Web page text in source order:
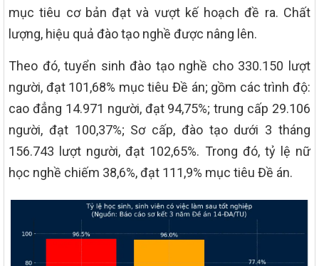
mục tiêu cơ bản đạt và vượt kế hoạch đề ra. Chất
lượng, hiệu quả đào tạo nghề được nâng lên.
Theo đó, tuyển sinh đào tạo nghề cho 330.150 lượt
người, đạt 101,68% mục tiêu Đề án; gồm các trình độ:
cao đẳng 14.971 người, đạt 94,75%; trung cấp 29.106
người, đạt 100,37%; Sơ cấp, đào tạo dưới 3 tháng
156.743 lượt người, đạt 102,65%. Trong đó, tỷ lệ nữ
học nghề chiếm 38,6%, đạt 111,9% mục tiêu Đề án.